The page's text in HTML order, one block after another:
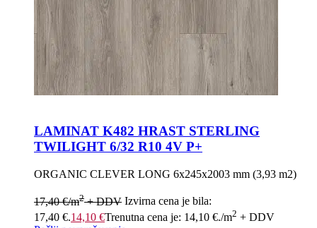
LAMINAT K482 HRAST STERLING
TWILIGHT 6/32 R10 4V P+
ORGANIC CLEVER LONG 6x245x2003 mm (3,93 m2)
17,40€/m2+ DDV Izvirna cena je bila:
17,40 €.14,10 €Trenutna cena je: 14,10 €./m2 + DDV